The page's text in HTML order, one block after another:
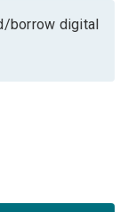
borrow digital